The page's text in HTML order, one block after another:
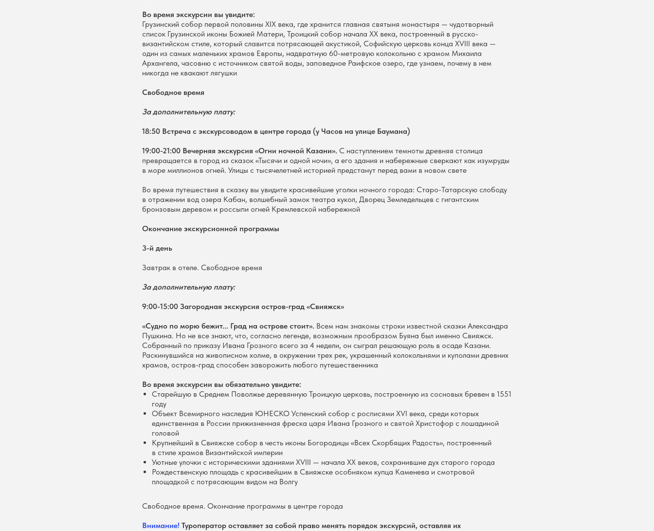
Во время экскурсии вы увидите:
Грузинский собор первой половины XIX века, где хранится главная святыня монастыря — чудотворный
список Грузинской иконы Божией Матери, Троицкий собор начала XX века, построенный в русско-
византийском стиле, который славится потрясающей акустикой, Софийскую церковь конца XVIII века —
один из самых маленьких храмов Европы, надвратную 60-метровую колокольню с храмом Михаила
Архангела, часовню с источником святой воды, заповедное Раифское озеро, где узнаем, почему в нем
никогда не квакают лягушки
Свободное время
За дополнительную плату:
18:50 Встреча с экскурсоводом в центре города (у Часов на улице Баумана)
19:00-21:00 Вечерняя экскурсия «Огни ночной Казани». С наступлением темноты древняя столица
превращается в город из сказок «Тысячи и одной ночи», а его здания и набережные сверкают как изумруды
в море миллионов огней. Улицы с тысячелетней историей предстанут перед вами в новом свете
Во время путешествия в сказку вы увидите красивейшие уголки ночного города: Старо-Татарскую слободу
в отражении вод озера Кабан, волшебный замок театра кукол, Дворец Земледельцев с гигантским
бронзовым деревом и россыпи огней Кремлевской набережной
Окончание экскурсионной программы
3-й день
Завтрак в отеле. Свободное время
За дополнительную плату:
9:00-15:00 Загородная экскурсия остров-град «Свияжск»
«Судно по морю бежит... Град на острове стоит». Всем нам знакомы строки известной сказки Александра
Пушкина. Но не все знают, что, согласно легенде, возможным прообразом Буяна был именно Свияжск.
Собранный по приказу Ивана Грозного всего за 4 недели, он сыграл решающую роль в осаде Казани.
Раскинувшийся на живописном холме, в окружении трех рек, украшенный колокольнями и куполами древних
храмов, остров-град способен заворожить любого путешественника
Во время экскурсии вы обязательно увидите:
Старейшую в Среднем Поволжье деревянную Троицкую церковь, построенную из сосновых бревен в 1551
году
Объект Всемирного наследия ЮНЕСКО Успенский собор с росписями XVI века, среди которых
единственная в России прижизненная фреска царя Ивана Грозного и святой Христофор с лошадиной
головой
Крупнейший в Свияжске собор в честь иконы Богородицы «Всех Скорбящих Радость», построенный
в стиле храмов Византийской империи
Уютные улочки с историческими зданиями XVIII — начала XX веков, сохранившие дух старого города
Рождественскую площадь с красивейшим в Свияжске особняком купца Каменева и смотровой
площадкой с потрясающим видом на Волгу
Свободное время. Окончание программы в центре города
Внимание! Туроператор оставляет за собой право менять порядок экскурсий, оставляя их